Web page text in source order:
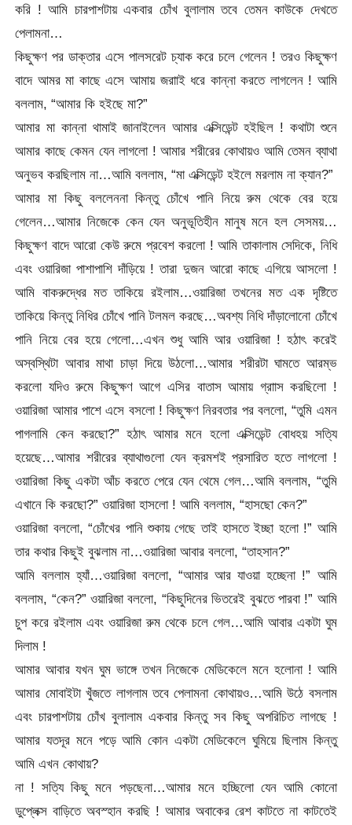
করি ! আমি চারপাশটায় একবার চোঁখ বুলালাম তবে তেমন কাউকে দেখতে
পেলামনা…
কিছুক্ষণ পর ডাক্তার এসে পালসরেট চ্যাক করে চলে গেলেন ! তরও কিছুক্ষণ
বাদে আমর মা কাছে এসে আমায় জরাাই ধরে কান্না করতে লাগলেন ! আমি
বললাম, “আমার কি হইছে মা?”
আমার মা কান্না থামাই জানাইলেন আমার এক্সিডেন্ট হইছিল ! কথাটা শুনে
আমার কাছে কেমন যেন লাগলো ! আমার শরীরের কোথায়ও আমি তেমন ব্যাথা
অনুভব করছিলাম না…আমি বললাম, “মা এক্সিডেন্ট হইলে মরলাম না ক্যান?”
আমার মা কিছু বললেননা কিন্তু চোঁখে পানি নিয়ে রুম থেকে বের হয়ে
গেলেন…আমার নিজেকে কেন যেন অনুভূতিহীন মানুষ মনে হল সেসময়…
কিছুক্ষণ বাদে আরো কেউ রুমে প্রবেশ করলো ! আমি তাকালাম সেদিকে, নিধি
এবং ওয়ারিজা পাশাপাশি দাঁড়িয়ে ! তারা দুজন আরো কাছে এগিয়ে আসলো !
আমি বাকরুদ্ধের মত তাকিয়ে রইলাম…ওয়ারিজা তখনের মত এক দৃষ্টিতে
তাকিয়ে কিন্তু নিধির চোঁখে পানি টলমল করছে…অবশ্য নিধি দাঁড়ালোনো চোঁখে
পানি নিয়ে বের হয়ে গেলো…এখন শুধু আমি আর ওয়ারিজা ! হঠাৎ করেই
অস্বস্থিটা আবার মাথা চাড়া দিয়ে উঠলো…আমার শরীরটা ঘামতে আরম্ভ
করলো যদিও রুমে কিছুক্ষণ আগে এসির বাতাস আমায় গ্রাাস করছিলো !
ওয়ারিজা আমার পাশে এসে বসলো ! কিছুক্ষণ নিরবতার পর বললো, “তুমি এমন
পাগলামি কেন করছো?” হঠাৎ আমার মনে হলো এক্সিডেন্ট বোধহয় সত্যি
হয়েছে…আমার শরীরের ব্যাথাগুলো যেন ক্রমশই প্রসারিত হতে লাগলো !
ওয়ারিজা কিছু একটা আঁচ করতে পেরে যেন থেমে গেল…আমি বললাম, “তুমি
এখানে কি করছো?” ওয়ারিজা হাসলো ! আমি বললাম, “হাসছো কেন?”
ওয়ারিজা বললো, “চোঁখের পানি শুকায় গেছে তাই হাসতে ইচ্ছা হলো !” আমি
তার কথার কিছুই বুঝলাম না…ওয়ারিজা আবার বললো, “তাহসান?”
আমি বললাম হ্যাঁ…ওয়ারিজা বললো, “আমার আর যাওয়া হচ্ছেনা !” আমি
বললাম, “কেন?” ওয়ারিজা বললো, “কিছুদিনের ভিতরেই বুঝতে পারবা !” আমি
চুপ করে রইলাম এবং ওয়ারিজা রুম থেকে চলে গেল…আমি আবার একটা ঘুম
দিলাম !
আমার আবার যখন ঘুম ভাঙ্গে তখন নিজেকে মেডিকেলে মনে হলোনা ! আমি
আমার মোবাইটা খুঁজতে লাগলাম তবে পেলামনা কোথায়ও…আমি উঠে বসলাম
এবং চারপাশটায় চোঁখ বুলালাম একবার কিন্তু সব কিছু অপরিচিত লাগছে !
আমার যতদূর মনে পড়ে আমি কোন একটা মেডিকেলে ঘুমিয়ে ছিলাম কিন্তু
আমি এখন কোথায়?
না ! সত্যি কিছু মনে পড়ছেনা…আমার মনে হচ্ছিলো যেন আমি কোনো
ডুপ্লেক্স বাড়িতে অবস্হান করছি ! আমার অবাকের রেশ কাটতে না কাটতেই